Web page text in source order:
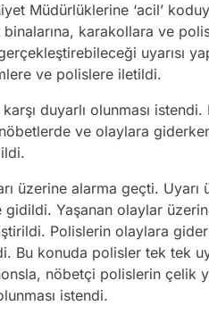
Müdürlüklerine ‘acil’
karakollara ve
uyarısı
ve polislere iletildi.
duyarlı olunması istendi.
ve olaylara
üzerine alarma geçti.
gidildi. Yaşanan olaylar
Polislerin olaylara
Bu konuda polisler tek tek
nöbetçi polislerin çelik
istendi.